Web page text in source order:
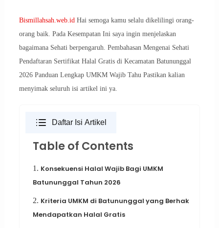
Bismillahsah.web.idHai semoga kamu selalu dikelilingi orang-
orang baik. Pada Kesempatan Ini saya ingin menjelaskan
bagaimana Sehati berpengaruh. Pembahasan Mengenai Sehati
Pendaftaran Sertifikat Halal Gratis di Kecamatan Batununggal
2026 Panduan Lengkap UMKM Wajib Tahu Pastikan kalian
menyimak seluruh isi artikel ini ya.
Daftar Isi Artikel
Table of Contents
1. Konsekuensi Halal Wajib Bagi UMKM
Batununggal Tahun 2026
2. Kriteria UMKM di Batununggal yang Berhak
Mendapatkan Halal Gratis